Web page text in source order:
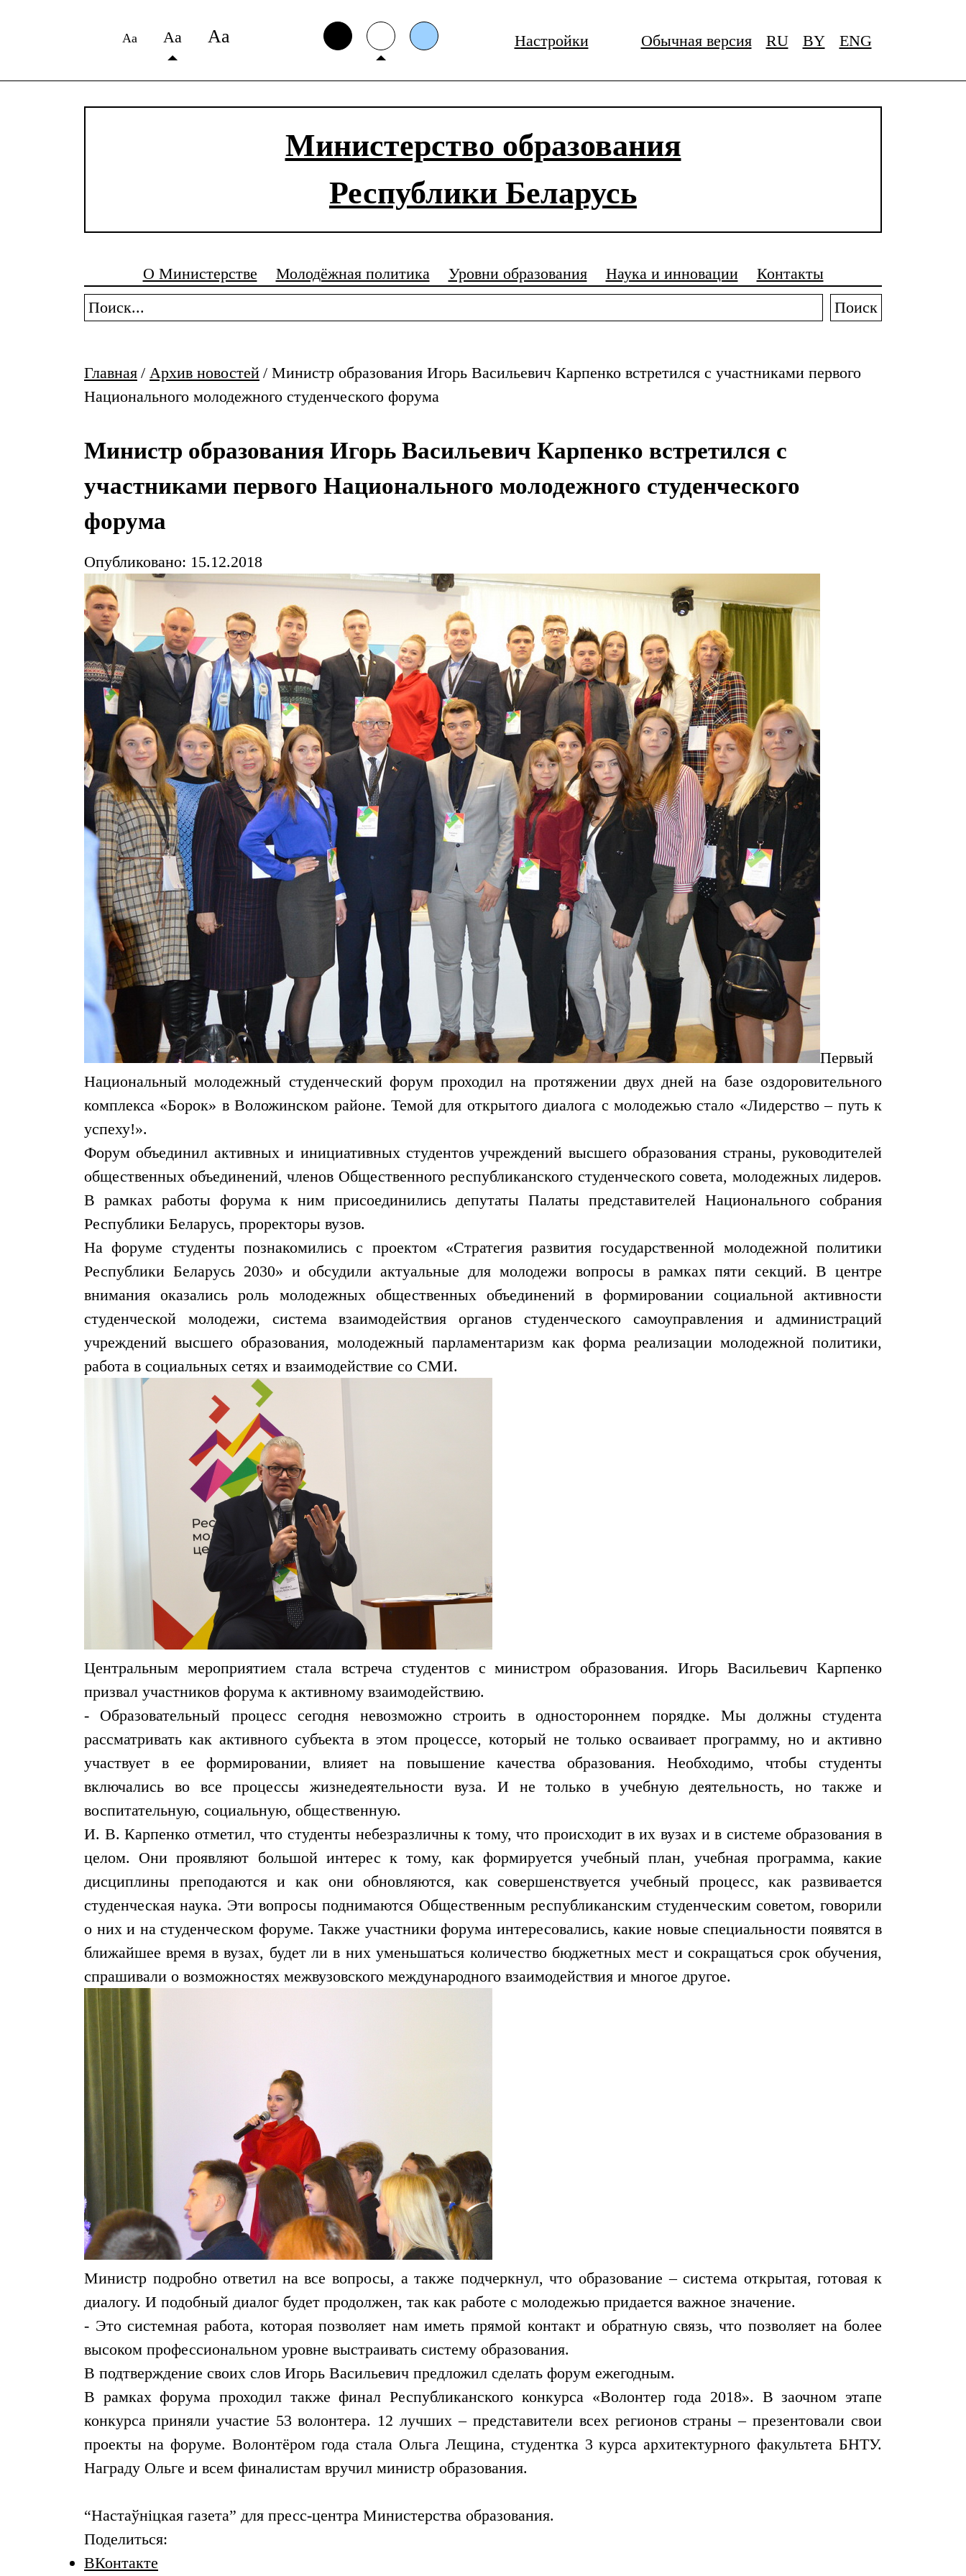
Аа Аа Аа Настройки Обычная версия RU BY ENG
Министерство образования
Республики Беларусь
О Министерстве Молодёжная политика Уровни образования Наука и инновации
Контакты
Поиск
Главная / Архив новостей / Министр образования Игорь Васильевич Карпенко встретился с участниками первого
Национального молодежного студенческого форума
Министр образования Игорь Васильевич Карпенко встретился с
участниками первого Национального молодежного студенческого
форума
Опубликовано: 15.12.2018
Первый
Национальный молодежный студенческий форум проходил на протяжении двух дней на базе оздоровительного
комплекса «Борок» в Воложинском районе. Темой для открытого диалога с молодежью стало «Лидерство – путь к
успеху!».
Форум объединил активных и инициативных студентов учреждений высшего образования страны, руководителей
общественных объединений, членов Общественного республиканского студенческого совета, молодежных лидеров.
В рамках работы форума к ним присоединились депутаты Палаты представителей Национального собрания
Республики Беларусь, проректоры вузов.
На форуме студенты познакомились с проектом «Стратегия развития государственной молодежной политики
Республики Беларусь 2030» и обсудили актуальные для молодежи вопросы в рамках пяти секций. В центре
внимания оказались роль молодежных общественных объединений в формировании социальной активности
студенческой молодежи, система взаимодействия органов студенческого самоуправления и администраций
учреждений высшего образования, молодежный парламентаризм как форма реализации молодежной политики,
работа в социальных сетях и взаимодействие со СМИ.
Центральным мероприятием стала встреча студентов с министром образования. Игорь Васильевич Карпенко
призвал участников форума к активному взаимодействию.
- Образовательный процесс сегодня невозможно строить в одностороннем порядке. Мы должны студента
рассматривать как активного субъекта в этом процессе, который не только осваивает программу, но и активно
участвует в ее формировании, влияет на повышение качества образования. Необходимо, чтобы студенты
включались во все процессы жизнедеятельности вуза. И не только в учебную деятельность, но также и
воспитательную, социальную, общественную.
И. В. Карпенко отметил, что студенты небезразличны к тому, что происходит в их вузах и в системе образования в
целом. Они проявляют большой интерес к тому, как формируется учебный план, учебная программа, какие
дисциплины преподаются и как они обновляются, как совершенствуется учебный процесс, как развивается
студенческая наука. Эти вопросы поднимаются Общественным республиканским студенческим советом, говорили
о них и на студенческом форуме. Также участники форума интересовались, какие новые специальности появятся в
ближайшее время в вузах, будет ли в них уменьшаться количество бюджетных мест и сокращаться срок обучения,
спрашивали о возможностях межвузовского международного взаимодействия и многое другое.
Министр подробно ответил на все вопросы, а также подчеркнул, что образование – система открытая, готовая к
диалогу. И подобный диалог будет продолжен, так как работе с молодежью придается важное значение.
- Это системная работа, которая позволяет нам иметь прямой контакт и обратную связь, что позволяет на более
высоком профессиональном уровне выстраивать систему образования.
В подтверждение своих слов Игорь Васильевич предложил сделать форум ежегодным.
В рамках форума проходил также финал Республиканского конкурса «Волонтер года 2018». В заочном этапе
конкурса приняли участие 53 волонтера. 12 лучших – представители всех регионов страны – презентовали свои
проекты на форуме. Волонтёром года стала Ольга Лещина, студентка 3 курса архитектурного факультета БНТУ.
Награду Ольге и всем финалистам вручил министр образования.
“Настаўніцкая газета” для пресс-центра Министерства образования.
Поделиться:
ВКонтакте